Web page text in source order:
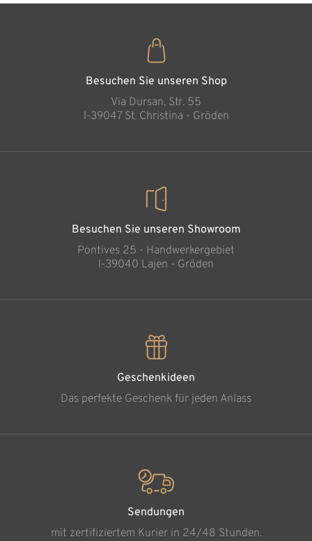
Besuchen Sie unseren Shop
Via Dursan, Str. 55
l-39047 St. Christina - Gröden
Besuchen Sie unseren Showroom
Pontives 25 - Handwerkergebiet
l-39040 Lajen - Gröden
Geschenkideen
Das perfekte Geschenk für jeden Anlass
Sendungen
mit zertifiziertem Kurier in 24/48 Stunden.